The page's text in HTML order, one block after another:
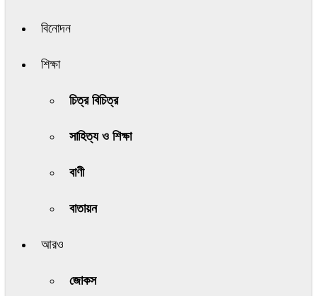
বিনোদন
শিক্ষা
চিত্র বিচিত্র
সাহিত্য ও শিক্ষা
বাণী
বাতায়ন
আরও
জোকস